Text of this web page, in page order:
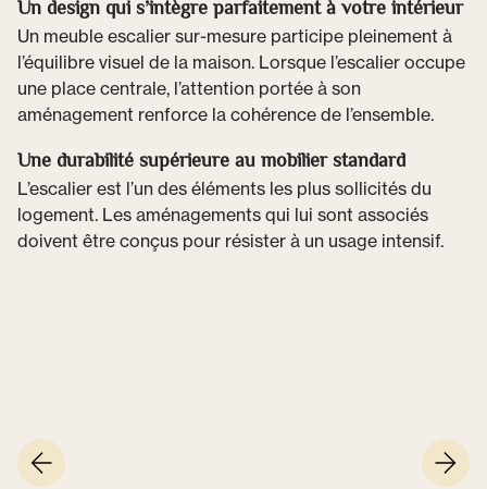
Un design qui s’intègre parfaitement à votre intérieur
Un meuble escalier sur-mesure participe pleinement à
l’équilibre visuel de la maison. Lorsque l’escalier occupe
une place centrale, l’attention portée à son
aménagement renforce la cohérence de l’ensemble.
Une durabilité supérieure au mobilier standard
L’escalier est l’un des éléments les plus sollicités du
logement. Les aménagements qui lui sont associés
doivent être conçus pour résister à un usage intensif.